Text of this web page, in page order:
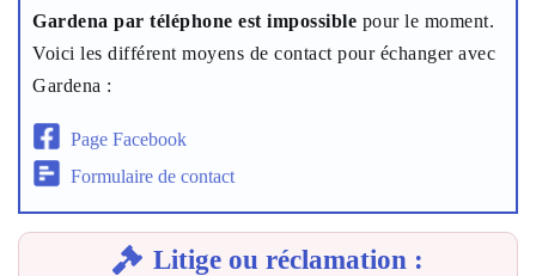
Gardena par téléphone est impossible pour le moment.
Voici les différent moyens de contact pour échanger avec
Gardena :
Page Facebook
Formulaire de contact
Litige ou réclamation :